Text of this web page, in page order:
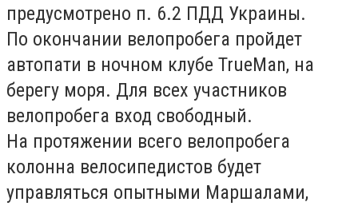
предусмотрено п. 6.2 ПДД Украины.
По окончании велопробега пройдет
автопати в ночном клубе TrueMan, на
берегу моря. Для всех участников
велопробега вход свободный.
На протяжении всего велопробега
колонна велосипедистов будет
управляться опытными Маршалами,